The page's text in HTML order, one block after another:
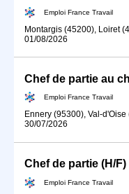
Emploi France Travail
Montargis (45200), Loiret
01/08/2026
Chef de partie au
Emploi France Travail
Ennery (95300), Val-
30/07/2026
Chef de partie (H/F)
Emploi France Travail